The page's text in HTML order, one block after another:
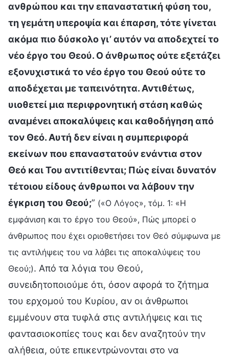
ανθρώπου και την επαναστατική φύση του,
τη γεμάτη υπεροψία και έπαρση, τότε γίνεται
ακόμα πιο δύσκολο γι’ αυτόν να αποδεχτεί το
νέο έργο του Θεού. Ο άνθρωπος ούτε εξετάζει
εξονυχιστικά το νέο έργο του Θεού ούτε το
αποδέχεται με ταπεινότητα. Αντιθέτως,
υιοθετεί μια περιφρονητική στάση καθώς
αναμένει αποκαλύψεις και καθοδήγηση από
τον Θεό. Αυτή δεν είναι η συμπεριφορά
εκείνων που επαναστατούν ενάντια στον
Θεό και Του αντιτίθενται; Πώς είναι δυνατόν
τέτοιου είδους άνθρωποι να λάβουν την
έγκριση του Θεού;” («Ο Λόγος», τόμ. 1: «Η
εμφάνιση και το έργο του Θεού», Πώς μπορεί ο
άνθρωπος που έχει οριοθετήσει τον Θεό σύμφωνα με
τις αντιλήψεις του να λάβει τις αποκαλύψεις του
Θεού;). Από τα λόγια του Θεού,
συνειδητοποιούμε ότι, όσον αφορά το ζήτημα
του ερχομού του Κυρίου, αν οι άνθρωποι
εμμένουν στα τυφλά στις αντιλήψεις και τις
φαντασιοκοπίες τους και δεν αναζητούν την
αλήθεια, ούτε επικεντρώνονται στο να